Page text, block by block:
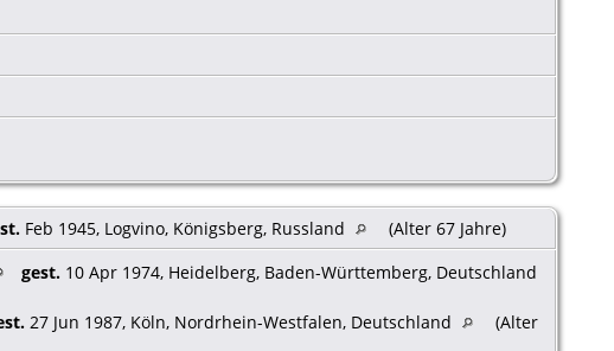
Feb 1945, Logvino, Königsberg, Russland
(Alter 67 Jahre)
gest. 10 Apr 1974, Heidelberg, Baden-Württemberg, Deutschland
27 Jun 1987, Köln, Nordrhein-Westfalen, Deutschland
(Alter